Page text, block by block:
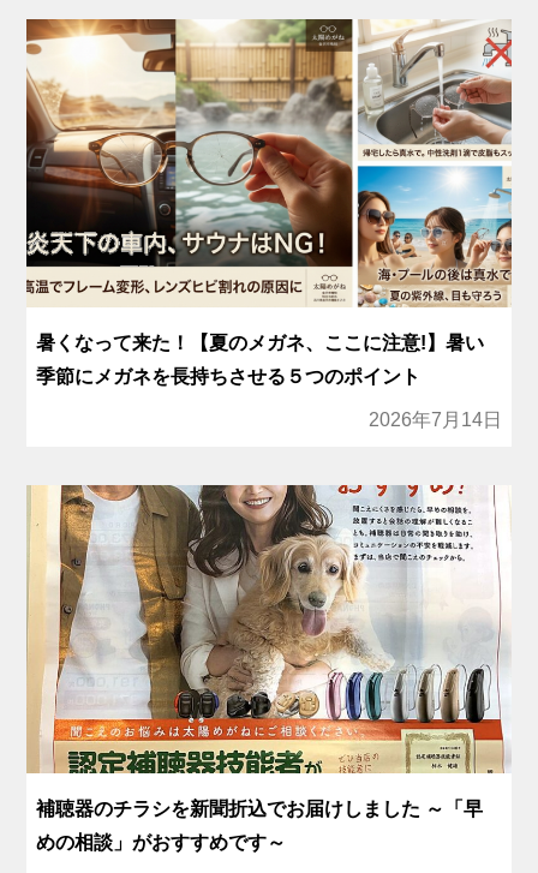
暑くなって来た！【夏のメガネ、ここに注意!】暑い
季節にメガネを長持ちさせる５つのポイント
2026年7月14日
補聴器のチラシを新聞折込でお届けしました ～「早
めの相談」がおすすめです～